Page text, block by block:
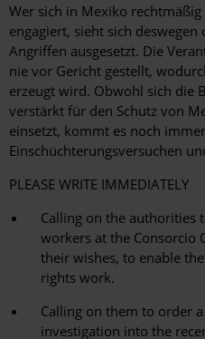
Wer sich in Mexiko
engagiert, sieht sich
Angriffen ausgesetzt. Die
nie vor Gericht gestellt,
erzeugt wird. Obwohl sich die
verstärkt für den Schutz von
einsetzt, kommt es noch
Einschüchterungsversuchen
PLEASE WRITE IMMEDIATELY
Calling on the authorities
workers at the Consorcio
their wishes, to enable
rights work.
Calling on them to order
investigation into the